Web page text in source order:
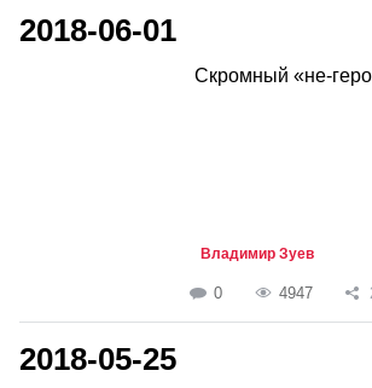
2018-06-01
Скромный «не-
Владимир Зуев
0 4947
2018-05-25